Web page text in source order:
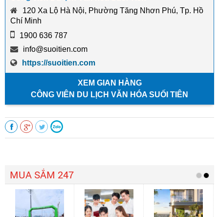
120 Xa Lộ Hà Nội, Phường Tăng Nhơn Phú, Tp. Hồ
Chí Minh
1900 636 787
info@suoitien.com
https://suoitien.com
XEM GIAN HÀNG
CÔNG VIÊN DU LỊCH VĂN HÓA SUỐI TIÊN